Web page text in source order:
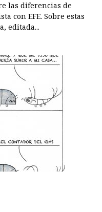
las diferencias de
con EFE. Sobre estas
editada...